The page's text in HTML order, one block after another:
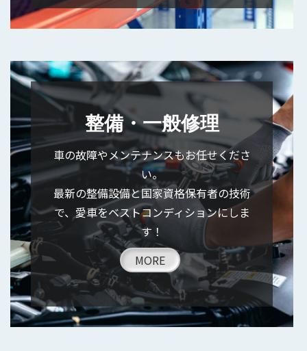
整備・一般修理
車の故障やメンテナンスもお任せくださ
い。
最新の整備設備と国家資格保有者の技術
で、愛車をベストコンディションにしま
す！
MORE